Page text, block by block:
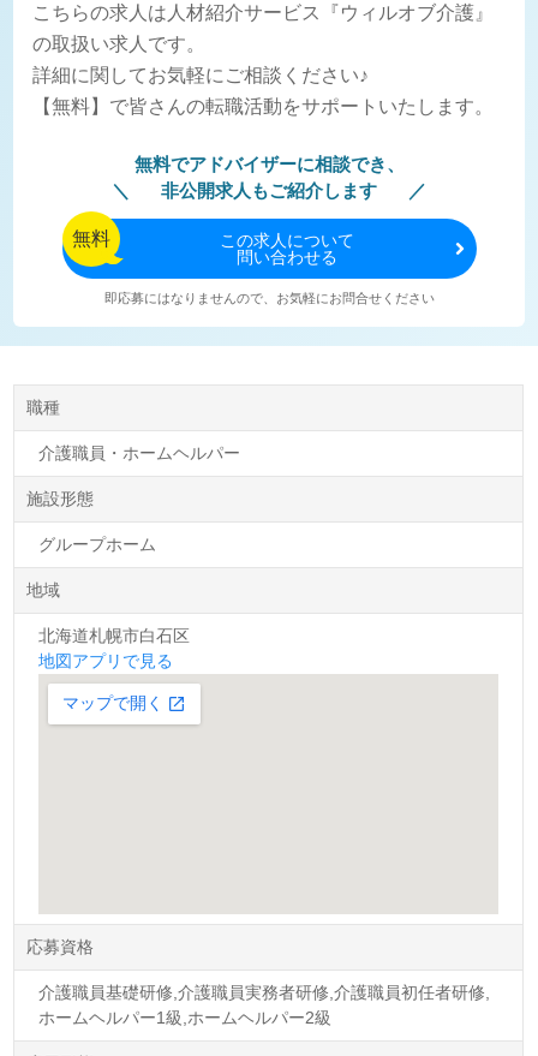
こちらの求人は人材紹介サービス『ウィルオブ介護』
の取扱い求人です。
詳細に関してお気軽にご相談ください♪
【無料】で皆さんの転職活動をサポートいたします。
無料でアドバイザーに相談でき、
非公開求人もご紹介します
無料 この求人について
問い合わせる
即応募にはなりませんので、お気軽にお問合せください
職種
介護職員・ホームヘルパー
施設形態
グループホーム
地域
北海道札幌市白石区
地図アプリで見る
応募資格
介護職員基礎研修,介護職員実務者研修,介護職員初任者研修,
ホームヘルパー1級,ホームヘルパー2級